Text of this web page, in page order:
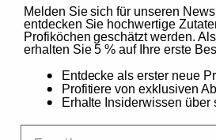
Sale
price
€18,49
€36,98/kg
Melden Sie sich für unseren
entdecken Sie hochwertige
Profiköchen geschätzt werden.
erhalten Sie 5 % auf Ihre erste
Entdecke als erster neue
Profitiere von exklusiven
Erhalte Insiderwissen über
Email